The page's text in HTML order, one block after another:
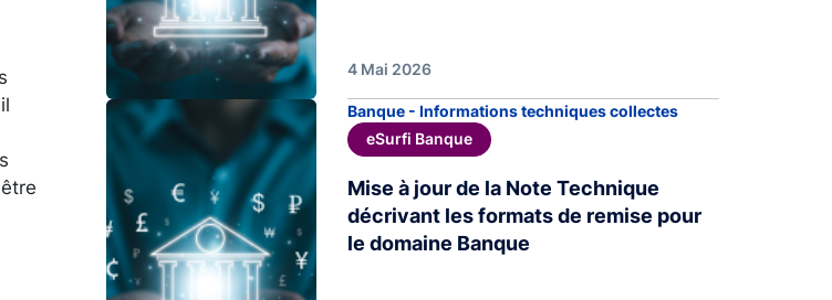
4 Mai 2026
Image
Banque - Informations techniques collectes
eSurfi Banque
Mise à jour de la Note Technique
décrivant les formats de remise pour
le domaine Banque